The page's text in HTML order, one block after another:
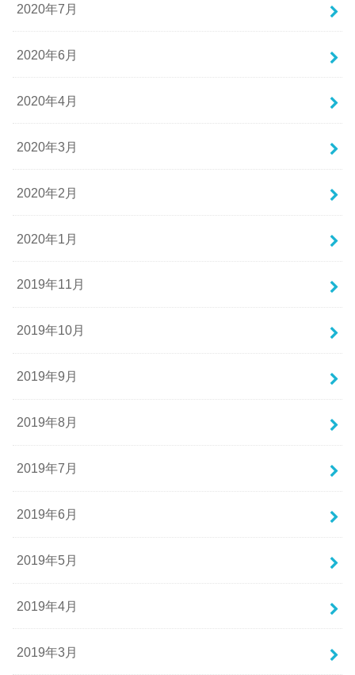
2020年7月
2020年6月
2020年4月
2020年3月
2020年2月
2020年1月
2019年11月
2019年10月
2019年9月
2019年8月
2019年7月
2019年6月
2019年5月
2019年4月
2019年3月